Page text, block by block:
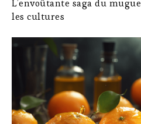
L’envoûtante saga du
les cultures